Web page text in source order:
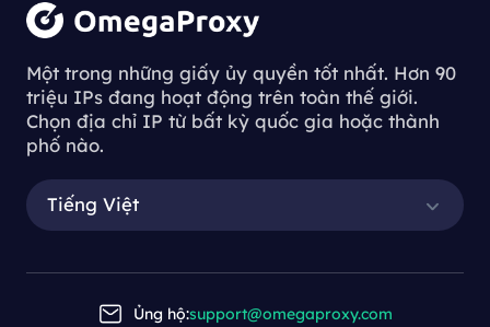
Understanding
the Process of
Downloading
Proxy Servers
Một trong những giấy ủy quyền tốt nhất. Hơn 90
triệu IPs đang hoạt động trên toàn thế giới.
Chọn địa chỉ IP từ bất kỳ quốc gia hoặc thành
phố nào.
Tiếng Việt
Ủng hộ:support@omegaproxy.com